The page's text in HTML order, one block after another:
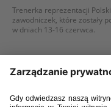
Trenerka reprezentacji
zawodniczek, które zostały
w dniach 13-16 czerwca.